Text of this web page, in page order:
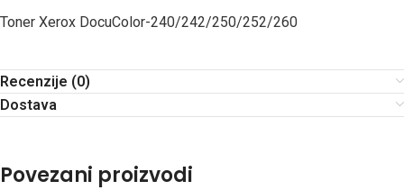
Toner Xerox DocuColor-240/242/250/252/260
Recenzije (0)
Dostava
Povezani proizvodi